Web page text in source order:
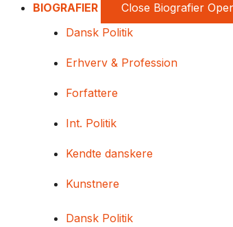
BIOGRAFIER Close Biografier
Dansk Politik
Erhverv & Profession
Forfattere
Int. Politik
Kendte danskere
Kunstnere
Dansk Politik